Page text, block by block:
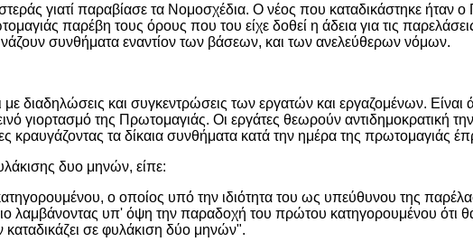
γιατί παραβίασε τα Νομοσχέδια. Ο νέος που καταδικάστηκε ήταν
παρέβη τους όρους που του είχε δοθεί η άδεια για τις
συνθήματα εναντίον των βάσεων, και των ανελεύθερων νόμων.
διαδηλώσεις και συγκεντρώσεις των εργατών και εργαζομένων. Είναι
γιορτασμό της Πρωτομαγιάς. Οι εργάτες θεωρούν αντιδημοκρατική
τα δίκαια συνθήματα κατά την ημέρα της πρωτομαγιάς
δυο μηνών, είπε:
ο οποίος υπό την ιδιότητα του ως υπεύθυνου της
λαμβάνοντας υπ' όψη την παραδοχή του πρώτου κατηγορουμένου ότι
σε φυλάκιση δύο μηνών".